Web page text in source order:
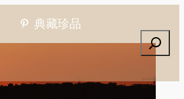
典藏珍品 搜索